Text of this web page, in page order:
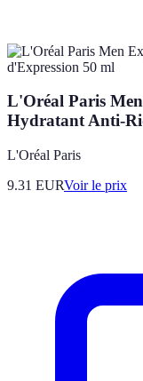
L'Oréal Paris
Hydratant Anti-
L'Oréal Paris
9.31 EURVoir le prix